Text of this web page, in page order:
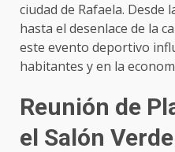
ciudad de Rafaela. Desde
hasta el desenlace de la
este evento deportivo
habitantes y en la
Reunión de
el Salón